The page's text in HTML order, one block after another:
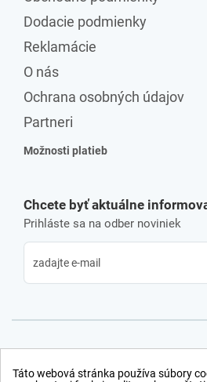
Dodacie podmienky
Reklamácie
O nás
Ochrana osobných údajov
Partneri
Možnosti platieb
Chcete byť aktuálne
Prihláste sa na odber noviniek
Táto webová stránka používa súbory